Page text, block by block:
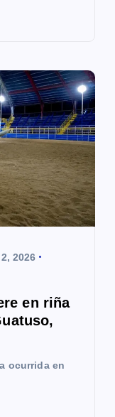
2026
en riña
ocurrida en